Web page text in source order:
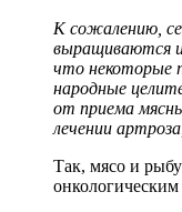
К сожалению,
выращиваются
что некоторые
народные
от приема
лечении
Так, мясо и